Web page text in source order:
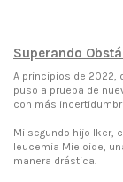
Superando
A principios de 2022,
puso a prueba de
con más
Mi segundo hijo Iker,
leucemia Mieloide,
manera drástica.